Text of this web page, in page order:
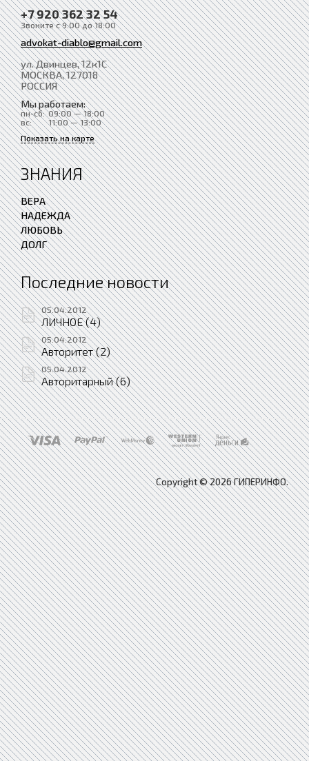
+7 920 362 32 54
Звоните с 9:00 до 18:00
advokat-diablo@gmail.com
ул. Двинцев, 12к1С
МОСКВА, 127018
РОССИЯ
Мы работаем:
пн-сб: 09:00 — 18:00
вс:
11:00 — 13:00
Показать на карте
ЗНАНИЯ
ВЕРА
НАДЕЖДА
ЛЮБОВЬ
ДОЛГ
Последние новости
05.04.2012
ЛИЧНОЕ (4)
05.04.2012
Авторитет (2)
05.04.2012
Авторитарный (6)
Copyright © 2026 ГИПЕРИНФО.